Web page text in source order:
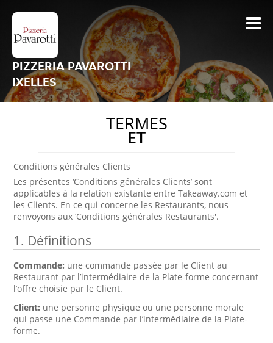
PIZZERIA PAVAROTTI
IXELLES
TERMES
ET
Conditions générales Clients
Les présentes ‘Conditions générales Clients’ sont
applicables à la relation existante entre Takeaway.com et
les Clients. En ce qui concerne les Restaurants, nous
renvoyons aux ‘Conditions générales Restaurants'.
1. Définitions
Commande: une commande passée par le Client au
Restaurant par l’intermédiaire de la Plate-forme concernant
l’offre choisie par le Client.
Client: une personne physique ou une personne morale
qui passe une Commande par l’intermédiaire de la Plate-
forme.